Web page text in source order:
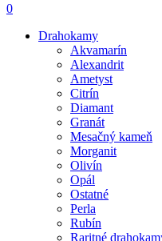
Menu
0
Drahokamy
Akvamarín
Alexandrit
Ametyst
Citrín
Diamant
Granát
Mesačný kameň
Morganit
Olivín
Opál
Ostatné
Perla
Rubín
Raritné